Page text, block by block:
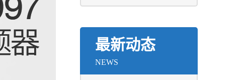
最新动态
NEWS